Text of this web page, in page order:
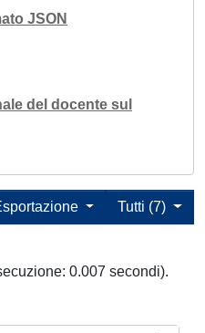
JSON
del docente sul
Tutti (7)
0.007 secondi).